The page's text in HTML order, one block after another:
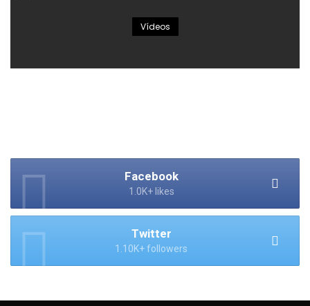
Vídeos
Facebook
1.0K+ likes
Twitter
1.10K+ followers